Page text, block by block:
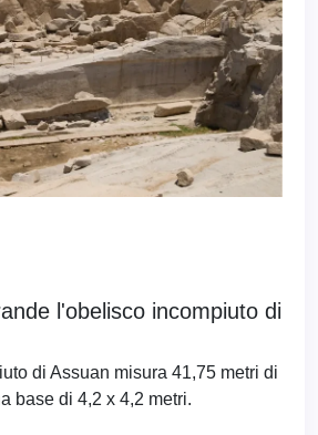
l'obelisco incompiuto di
di Assuan misura 41,75 metri di
base di 4,2 x 4,2 metri.